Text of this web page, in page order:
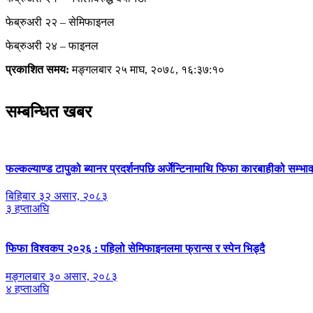
फेब्रुअरी २२ – सेमिफाइनल
फेब्रुअरी २४ – फाइनल
प्रकाशित समय: मङ्गलबार २५ माघ, २०७८, १६:३७:१०
सम्बन्धित खबर
फल्कल्याण्ड टापुको ब्यानर प्रदर्शनपछि अर्जेन्टिनामाथि फिफा कारबाहीको
बिहिबार ३२ असार, २०८३
३ हप्ताअघि
फिफा विश्वकप २०२६ : पहिलो सेमिफाइनलमा फ्रान्स र स्पेन भिड्दै
मङ्गलबार ३० असार, २०८३
४ हप्ताअघि